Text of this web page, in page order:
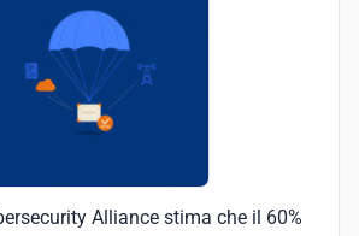
Alliance stima che il 60%